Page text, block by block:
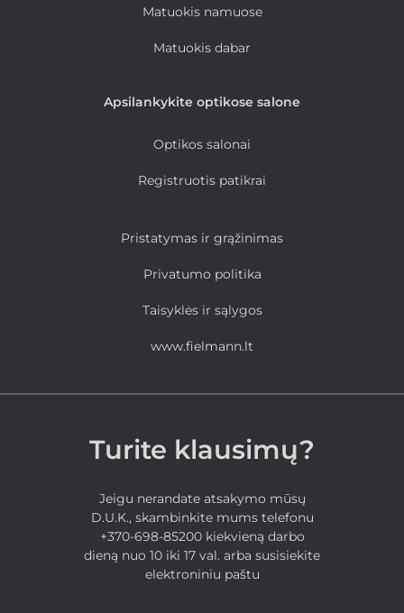
Matuokis namuose
Matuokis dabar
Apsilankykite optikose salone
Optikos salonai
Registruotis patikrai
Pristatymas ir grąžinimas
Privatumo politika
Taisyklės ir sąlygos
www.fielmann.lt
Turite klausimų?
Jeigu nerandate atsakymo mūsų
D.U.K., skambinkite mums telefonu
+370-698-85200 kiekvieną darbo
dieną nuo 10 iki 17 val. arba susisiekite
elektroniniu paštu